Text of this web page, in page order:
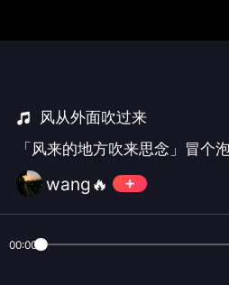
风从外面吹过来
「风来的地方吹来思念」冒个
wang🔥
00:00